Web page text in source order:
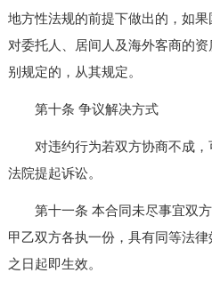
地方性法规的前提下做出的，如
对委托人、居间人及海外客商的
别规定的，从其规定。
第十条 争议解决方式
对违约行为若双方协商不成，
法院提起诉讼。
第十一条 本合同未尽事宜双方
甲乙双方各执一份，具有同等法
之日起即生效。